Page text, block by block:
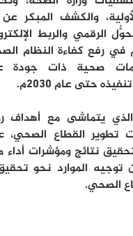
والكشف المبكر
الرقمي والربط
في رفع كفاءة النظام
صحية ذات جودة
حتى عام 2030م.
الذي يتماشى مع أهداف
تطوير القطاع
نتائج ومؤشرات أداء
توجيه الموارد نحو
الصحي.